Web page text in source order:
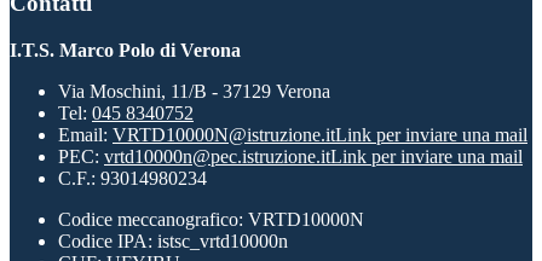
I.T.S. Marco Polo di Verona
Via Moschini, 11/B - 37129 Verona
Tel: 045 8340752
Email: VRTD10000N@istruzione.itLink per inviare una mail
PEC: vrtd10000n@pec.istruzione.itLink per inviare una mail
C.F.: 93014980234
Codice meccanografico: VRTD10000N
Codice IPA: istsc_vrtd10000n